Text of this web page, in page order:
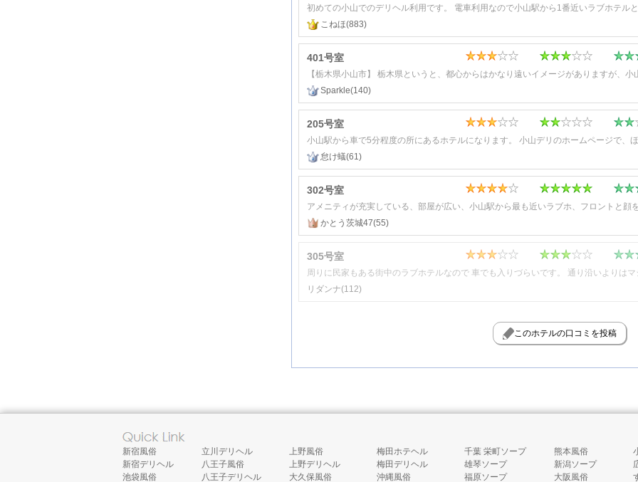
こねほ(883)
401号室
Sparkle(140)
205号室
怠け蟻(61)
302号室
かとう茨城47(55)
305号室
リダンナ(112)
このホテルの口コミを投稿
新宿風俗
新宿デリヘル
池袋風俗
立川デリヘル
八王子風俗
八王子デリヘル
上野風俗
上野デリヘル
大久保風俗
梅田ホテヘル
梅田デリヘル
沖縄風俗
千葉 栄町ソープ
雄琴ソープ
福原ソープ
熊本風俗
新潟ソープ
大阪風俗